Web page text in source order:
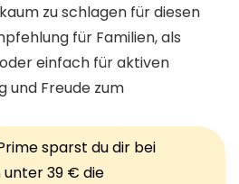
zu schlagen für diesen
für Familien, als
einfach für aktiven
und Freude zum
sparst du dir bei
unter 39 € die